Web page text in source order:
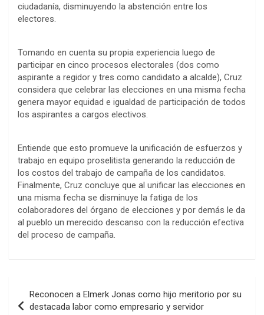
ciudadanía, disminuyendo la abstención entre los
electores.
Tomando en cuenta su propia experiencia luego de
participar en cinco procesos electorales (dos como
aspirante a regidor y tres como candidato a alcalde), Cruz
considera que celebrar las elecciones en una misma fecha
genera mayor equidad e igualdad de participación de todos
los aspirantes a cargos electivos.
Entiende que esto promueve la unificación de esfuerzos y
trabajo en equipo proselitista generando la reducción de
los costos del trabajo de campaña de los candidatos.
Finalmente, Cruz concluye que al unificar las elecciones en
una misma fecha se disminuye la fatiga de los
colaboradores del órgano de elecciones y por demás le da
al pueblo un merecido descanso con la reducción efectiva
del proceso de campaña.
de
Reconocen a Elmerk Jonas como hijo meritorio por su
destacada labor como empresario y servidor